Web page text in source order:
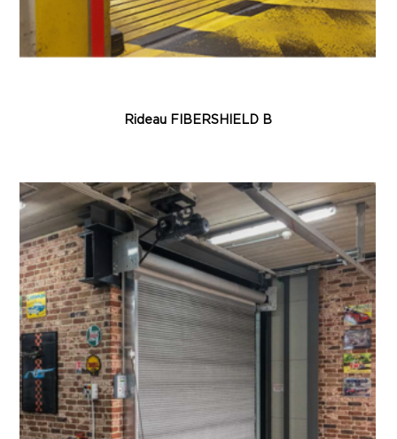
Rideau FIBERSHIELD B